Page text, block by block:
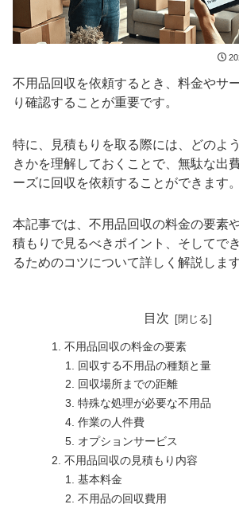
不用品回収を依頼するとき、料金やサ
り確認することが重要です。
特に、見積もりを取る際には、どのよ
きかを理解しておくことで、無駄な出
ーズに回収を依頼することができます。
本記事では、不用品回収の料金の要素
積もりで見るべきポイント、そしてで
るためのコツについて詳しく解説します
目次
不用品回収の料金の要素
回収する不用品の種類と量
回収場所までの距離
特殊な処理が必要な不用品
作業の人件費
オプションサービス
不用品回収の見積もり内容
基本料金
不用品の回収費用